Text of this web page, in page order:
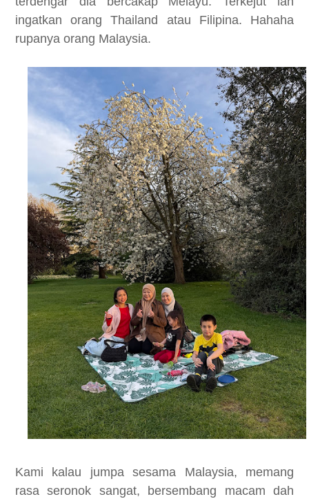
ingatkan orang Thailand atau Filipina. Hahaha
rupanya orang Malaysia.
Kami kalau jumpa sesama Malaysia, memang
rasa seronok sangat, bersembang macam dah